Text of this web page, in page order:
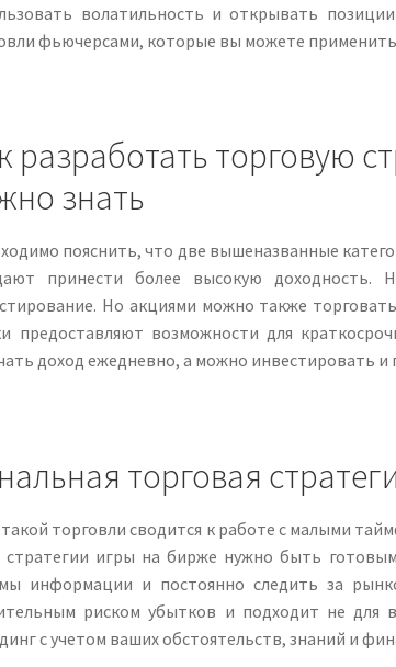
волатильность и открывать
фьючерсами, которые вы можете
разработать торговую
знать
пояснить, что две вышеназванные
принести более высокую доходность.
Но акциями можно также
предоставляют возможности для
доход ежедневно, а можно инвестировать
торговая
торговли сводится к работе с малыми
стратегии игры на бирже нужно быть
информации и постоянно следить за
риском убытков и подходит не
с учетом ваших обстоятельств, знаний и